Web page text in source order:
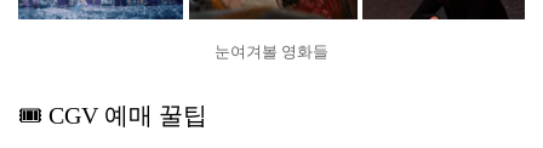
눈여겨볼 영화들
🎟️ CGV 예매 꿀팁